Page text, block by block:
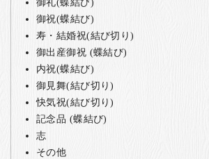
御礼(蝶結び)
御祝(蝶結び)
寿・結婚祝(結び切り)
御出産御祝 (蝶結び)
内祝(蝶結び)
御見舞(結び切り)
快気祝(結び切り)
記念品 (蝶結び)
志
その他